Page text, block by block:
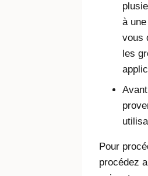
à
vous
les
Pour
procédez